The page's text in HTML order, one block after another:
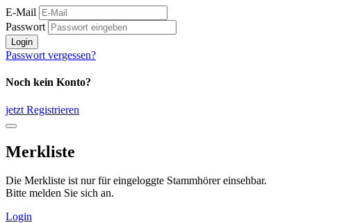
E-Mail
Passwort
Login
Passwort vergessen?
Noch kein Konto?
jetzt Registrieren
Merkliste
Die Merkliste ist nur für eingeloggte Stammhörer einsehbar.
Bitte melden Sie sich an.
Login